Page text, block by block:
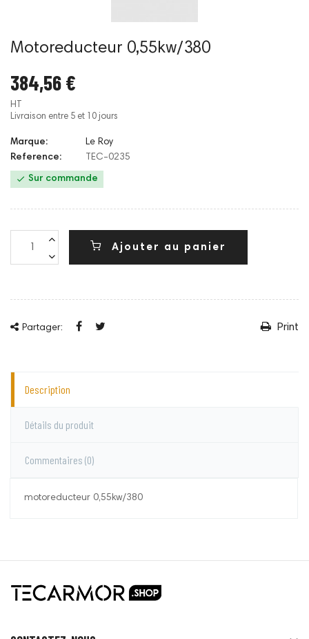
Motoreducteur 0,55kw/380
384,56 €
HT
Livraison entre 5 et 10 jours
Marque:
Le Roy
Reference:
TEC-0235
 Sur commande
Ajouter au panier
Partager: Print
Description
Détails du produit
Commentaires (0)
motoreducteur 0,55kw/380
commentaire